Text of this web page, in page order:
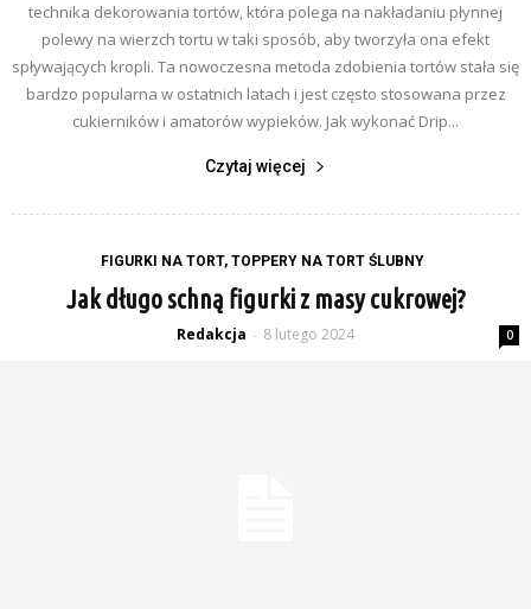
technika dekorowania tortów, która polega na nakładaniu płynnej
polewy na wierzch tortu w taki sposób, aby tworzyła ona efekt
spływających kropli. Ta nowoczesna metoda zdobienia tortów stała się
bardzo popularna w ostatnich latach i jest często stosowana przez
cukierników i amatorów wypieków. Jak wykonać Drip...
Czytaj więcej
FIGURKI NA TORT, TOPPERY NA TORT ŚLUBNY
Jak długo schną figurki z masy cukrowej?
Redakcja - 8 lutego 2024 0